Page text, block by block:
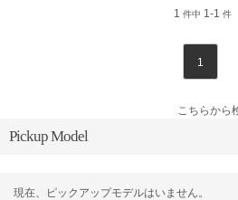
1 件中 1-1 件
1
こちらから
Pickup Model
現在、ピックアップモデルはいません。